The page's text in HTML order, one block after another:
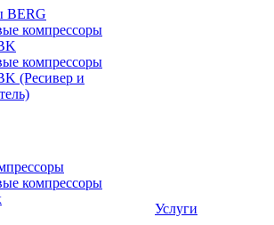
BERG
компрессоры
компрессоры
(Ресивер и
компрессоры
Услуги